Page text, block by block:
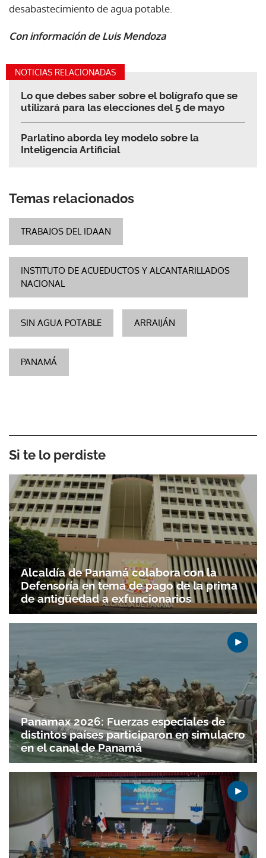
desabastecimiento de agua potable.
Con información de Luis Mendoza
NOTICIAS RELACIONADAS
Lo que debes saber sobre el bolígrafo que se
utilizará para las elecciones del 5 de mayo
Parlatino aborda ley modelo sobre la
Inteligencia Artificial
Temas relacionados
TRABAJOS DEL IDAAN
INSTITUTO DE ACUEDUCTOS Y ALCANTARILLADOS
NACIONAL
SIN AGUA POTABLE ARRAIJÁN
PANAMÁ
Si te lo perdiste
Alcaldía de Panamá colabora con la
Defensoría en tema de pago de la prima
de antigüedad a exfuncionarios
Panamax 2026: Fuerzas especiales de
distintos países participaron en simulacro
en el canal de Panamá